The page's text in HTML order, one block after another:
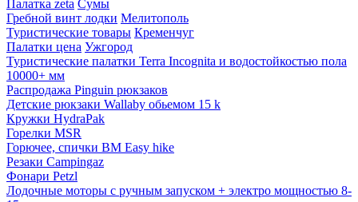
Палатка zeta Сумы
Гребной винт лодки Мелитополь
Туристические товары Кременчуг
Палатки цена Ужгород
Туристические палатки Terra Incognita и водостойкостью пола
10000+ мм
Распродажа Pinguin рюкзаков
Детские рюкзаки Wallaby обьемом 15 k
Кружки HydraPak
Горелки MSR
Горючее, спички BM Easy hike
Резаки Campingaz
Фонари Petzl
Лодочные моторы с ручным запуском + электро мощностью 8-